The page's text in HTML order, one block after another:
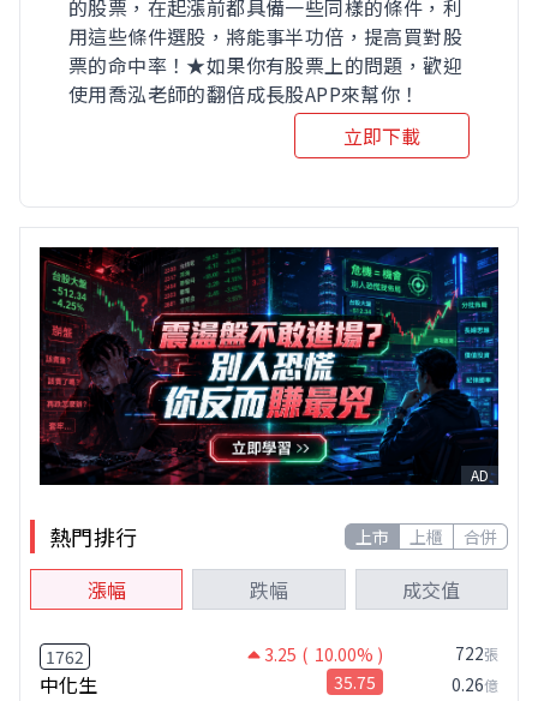
的股票，在起漲前都具備一些同樣的條件，利
用這些條件選股，將能事半功倍，提高買對股
票的命中率！★如果你有股票上的問題，歡迎
使用喬泓老師的翻倍成長股APP來幫你！
立即下載
AD
熱門排行 上市 上櫃 合併
漲幅 跌幅 成交值
1762 3.25 ( 10.00% )
中化生 35.75
722張
0.26億